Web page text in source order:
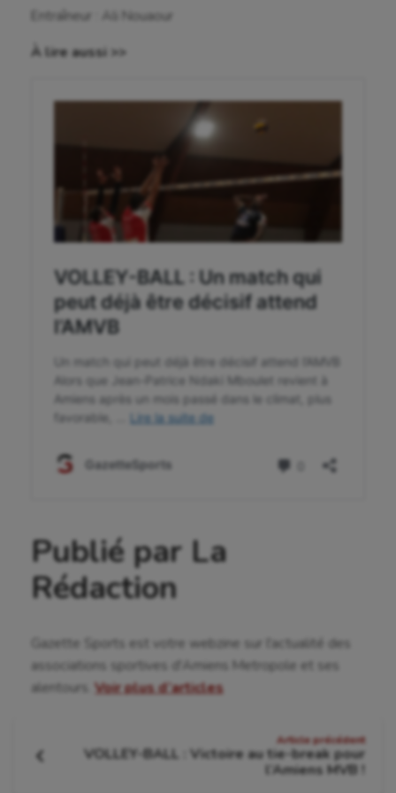
Ultimate frisbee
Voile
Wakeboard
Water-polo
Entraîneur : Ali Nouaour
À lire aussi >>
Publié par La
Rédaction
Gazette Sports est votre webzine sur l'actualité des
associations sportives d'Amiens Metropole et ses
alentours. Voir plus d’articles
deArticle
Article précédent
VOLLEY-BALL : Victoire au tie-break pour
l’Amiens MVB !